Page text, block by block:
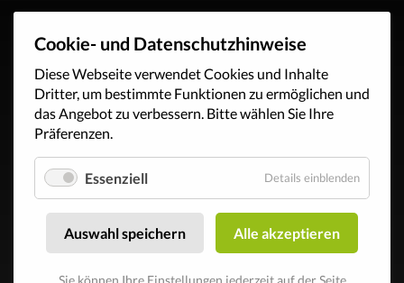
Cookie- und Datenschutzhinweise
Diese Webseite verwendet Cookies und Inhalte
Dritter, um bestimmte Funktionen zu ermöglichen und
das Angebot zu verbessern. Bitte wählen Sie Ihre
Präferenzen.
Essenziell Details einblenden
Auswahl speichern Alle akzeptieren